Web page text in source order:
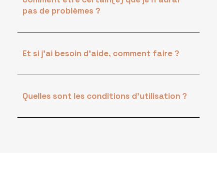
pas de problèmes ?
Et si j'ai besoin d'aide, comment faire ?
Quelles sont les conditions d'utilisation ?